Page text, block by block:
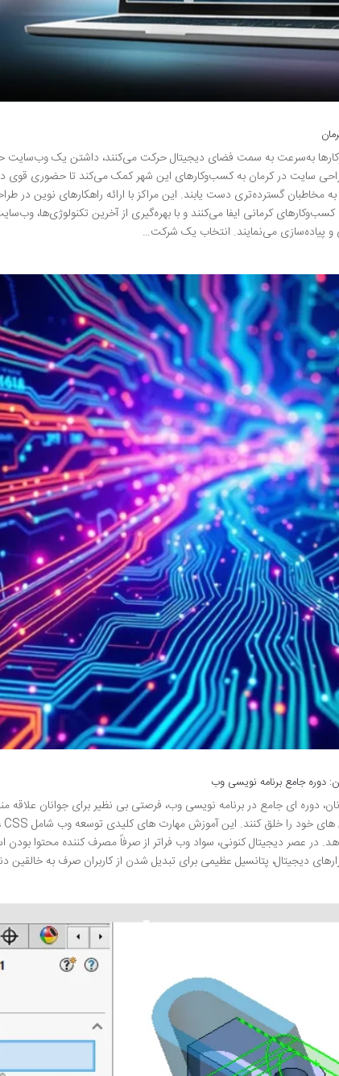
به‌سرعت به سمت فضای دیجیتال حرکت می‌کنند، داشتن یک وب‌سایت
سایت در کرمان به کسب‌وکارهای این شهر کمک می‌کند تا حضوری قوی در
گسترده‌تری دست یابند. این مراکز با ارائه راهکارهای نوین در
کرمانی ایفا می‌کنند و با بهره‌گیری از آخرین تکنولوژی‌ها،
و پیاده‌سازی می‌نمایند. انتخاب یک شرکت…
دوره جامع برنامه نویسی وب
دوره ای جامع در برنامه نویسی وب، فرصتی بی نظیر برای جوانان علاقه
در عصر دیجیتال کنونی، سواد وب فراتر از صرفاً مصرف کننده محتوا بودن
دیجیتال، پتانسیل عظیمی برای تبدیل شدن از کاربران صرف به خالقین